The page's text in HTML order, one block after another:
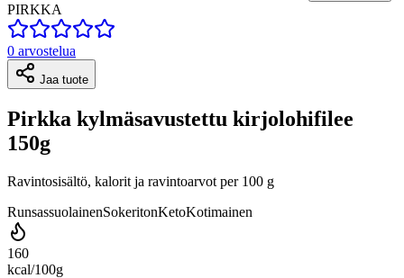
PIRKKA
0 arvostelua
Jaa tuote
Pirkka kylmäsavustettu kirjolohifilee
150g
Ravintosisältö, kalorit ja ravintoarvot per 100 g
RunsassuolainenSokeritonKetoKotimainen
160
kcal/100g